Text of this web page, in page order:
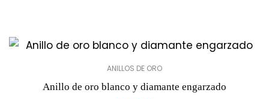
ANILLOS DE ORO
Anillo de oro blanco y diamante engarzado